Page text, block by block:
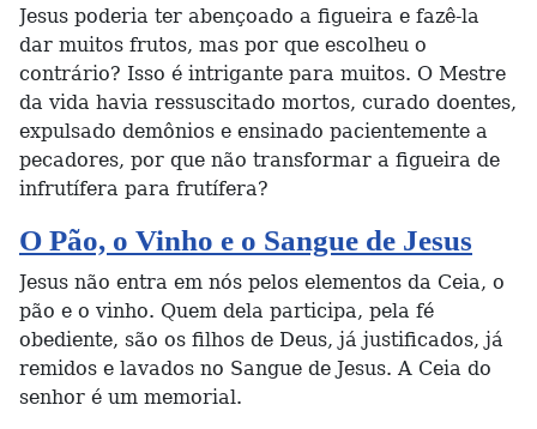
Jesus poderia ter abençoado a figueira e fazê-la
dar muitos frutos, mas por que escolheu o
contrário? Isso é intrigante para muitos. O Mestre
da vida havia ressuscitado mortos, curado doentes,
expulsado demônios e ensinado pacientemente a
pecadores, por que não transformar a figueira de
infrutífera para frutífera?
O Pão, o Vinho e o Sangue de Jesus
Jesus não entra em nós pelos elementos da Ceia, o
pão e o vinho. Quem dela participa, pela fé
obediente, são os filhos de Deus, já justificados, já
remidos e lavados no Sangue de Jesus. A Ceia do
senhor é um memorial.